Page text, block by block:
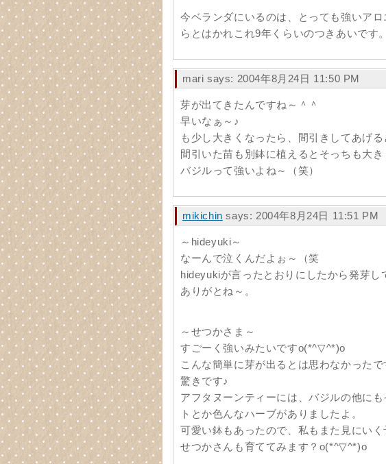
今ベランダにいるのは、とっても強いア
らとはかれこれ9年くらいのつきあいです。
mari says: 2004年8月24日 11:50 PM
芽が出てきたんですね～＾＾
早いなぁ～♪
も少し大きくなったら、間引きしてあげる
間引いた苗も別鉢に植えるとそっちも大き
バジルって強いよね～（笑）
mikichin says: 2004年8月24日 11:51 PM
～hideyuki～
なーんで泣くんだよぉ～（笑
hideyukiが言ったとおりにしたから発芽し
ありがとね～。
～せつかさま～
すごーく強いみたいですo(*^▽^*)o
こんな簡単に芽が出るとは思わなかったで
驚きです♪
アフタヌーンティーには、バジルの他に
トとか色んなハーブがありましたよ。
可愛い鉢もあったので、私もまた見にいく
せつかさんも育ててみます？o(*^▽^*)o